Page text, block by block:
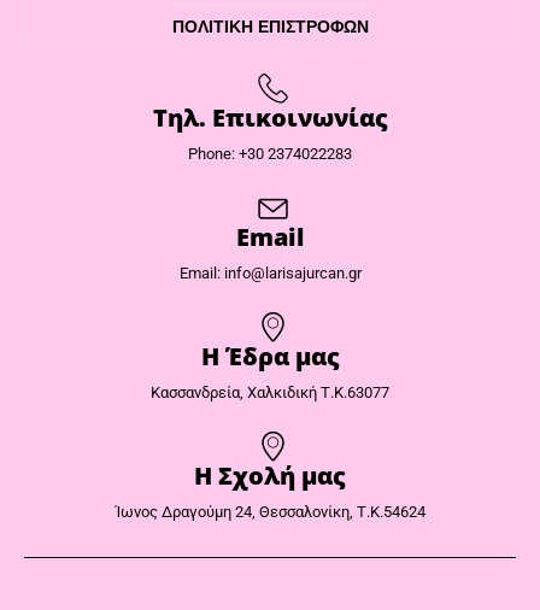
ΠΟΛΙΤΙΚΉ ΕΠΙΣΤΡΟΦΏΝ
Τηλ. Επικοινωνίας
Phone: +30 2374022283
Email
Email: info@larisajurcan.gr
Η Έδρα μας​
Κασσανδρεία, Χαλκιδική Τ.Κ.63077
Η Σχολή μας
Ίωνος Δραγούμη 24, Θεσσαλονίκη, Τ.Κ.54624